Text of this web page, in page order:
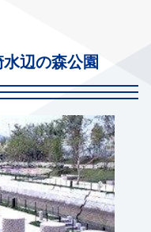
辺の森公園